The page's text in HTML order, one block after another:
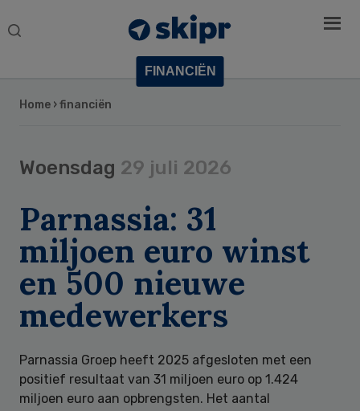
Search
Home › financiën
FINANCIËN
Woensdag 29 juli 2026
Parnassia: 31
miljoen euro winst
en 500 nieuwe
medewerkers
Parnassia Groep heeft 2025 afgesloten met een
positief resultaat van 31 miljoen euro op 1.424
miljoen euro aan opbrengsten. Het aantal